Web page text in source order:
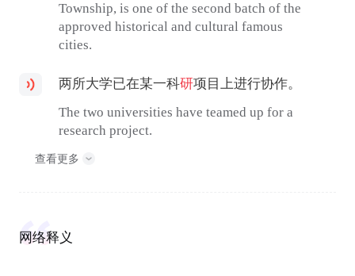
Township, is one of the second batch of the
approved historical and cultural famous
cities.
两所大学已在某一科研项目上进行协作。
The two universities have teamed up for a
research project.
查看更多
网络释义